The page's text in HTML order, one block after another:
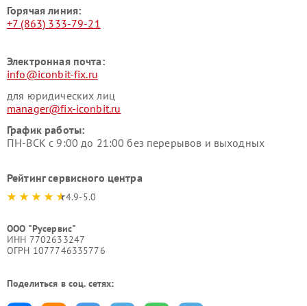
Горячая линия:
+7 (863) 333-79-21
Электронная почта:
info@iconbit-fix.ru
для юридических лиц
manager@fix-iconbit.ru
График работы:
ПН-ВСК с 9:00 до 21:00 без перерывов и выходных
Рейтинг сервисного центра
4.9-5.0
ООО "Русервис"
ИНН 7702633247
ОГРН 1077746335776
Поделиться в соц. сетях: